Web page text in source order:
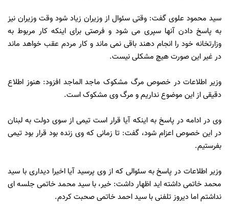
سید محمود علوی گفت: وقتی سئوال از وزیران زیاد شود وقت وزیران نیز
به پاسخ دادن آنها سپری می شود و فرصتی برای اینکه کار مربوط به
وزارتخانه خود را انجام دهند باقی نمی ماند و کار مردم عقب خواهد ماند
در غیر این صورت هیچ مشکلی نیست.
وزیر اطلاعات در خصوص مرگ مشکوک ماجد الماجد افزود: هنوز اطلاع
دقیقی از این موضوع نداریم و مرگ وی مشکوک است.
وی در ادامه در پاسخ به اینکه آیا قرار است تیمی از سوی دولت به لبنان
در این خصوص اعزام شود، گفت: تا زمانی که وی زنده بود قرار بود تیمی
بفرستیم.
وزیر اطلاعات در پاسخ به سئوالی که از وی پرسید آیا اخیرا دیداری با سید
محمد خاتمی داشته اید اظهار داشت: خیر، با سید محمد خاتمی جلسه ای
نداشتم اما دیروز تلفنی با سید احمد خاتمی صحبت کردم.